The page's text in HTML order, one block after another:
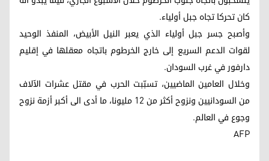
كان تحركا تجاه جبل أولياء.
وأصبح جسر جبل أولياء الذي يعبر النيل الأبيض، المنفذ الوحيد
لقوات الدعم السريع إلى خارج الخرطوم باتجاه معقلها في إقليم
دارفور في غرب السودان.
وخلال العامين الماضيين، تسبّبت الحرب في مقتل عشرات الآلاف
من السودانيين ونزوح أكثر من 12 مليونا، ما أدى الى أكبر أزمة نزوح
وجوع في العالم.
AFP